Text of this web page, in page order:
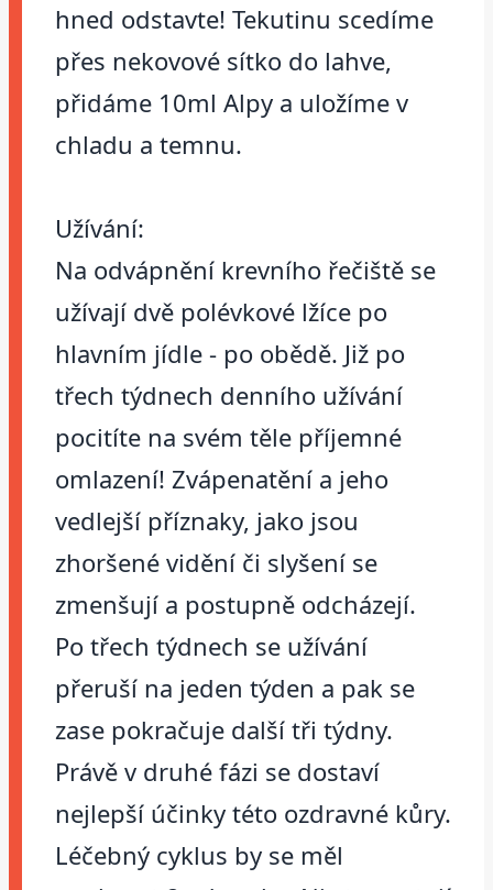
hned odstavte! Tekutinu scedíme
přes nekovové sítko do lahve,
přidáme 10ml Alpy a uložíme v
chladu a temnu.
Užívání:
Na odvápnění krevního řečiště se
užívají dvě polévkové lžíce po
hlavním jídle - po obědě. Již po
třech týdnech denního užívání
pocitíte na svém těle příjemné
omlazení! Zvápenatění a jeho
vedlejší příznaky, jako jsou
zhoršené vidění či slyšení se
zmenšují a postupně odcházejí.
Po třech týdnech se užívání
přeruší na jeden týden a pak se
zase pokračuje další tři týdny.
Právě v druhé fázi se dostaví
nejlepší účinky této ozdravné kůry.
Léčebný cyklus by se měl